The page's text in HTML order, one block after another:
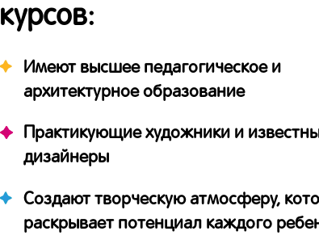
курсов:
Имеют высшее педагогическое и
архитектурное образование
Практикующие художники и
дизайнеры
Создают творческую атмосферу,
раскрывает потенциал каждого